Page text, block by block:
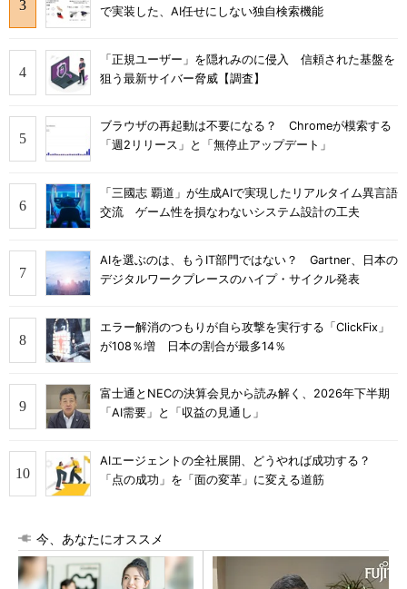
で実装した、AI任せにしない独自検索機能
「正規ユーザー」を隠れみのに侵入 信頼された基盤を
狙う最新サイバー脅威【調査】
ブラウザの再起動は不要になる？ Chromeが模索する
「週2リリース」と「無停止アップデート」
「三國志 覇道」が生成AIで実現したリアルタイム異言語
交流 ゲーム性を損なわないシステム設計の工夫
AIを選ぶのは、もうIT部門ではない？ Gartner、日本の
デジタルワークプレースのハイプ・サイクル発表
エラー解消のつもりが自ら攻撃を実行する「ClickFix」
が108％増 日本の割合が最多14％
富士通とNECの決算会見から読み解く、2026年下半期
「AI需要」と「収益の見通し」
AIエージェントの全社展開、どうやれば成功する？
「点の成功」を「面の変革」に変える道筋
今、あなたにオススメ